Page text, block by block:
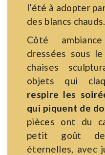
l’été à adopter
des blancs chauds.
Côté
dressées sous le
chaises
objets qui
respire les
qui piquent de
pièces ont du
petit goût de
éternelles, avec